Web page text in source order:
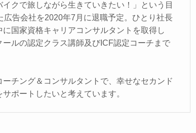
クで旅しながら生きていきたい！」という目
告会社を2020年7月に退職予定。ひとり社長
国家資格キャリアコンサルタントを取得し
ルの認定クラス講師及びICF認定コーチまで
チング＆コンサルタントで、幸せなセカンド
ポートしたいと考えています。